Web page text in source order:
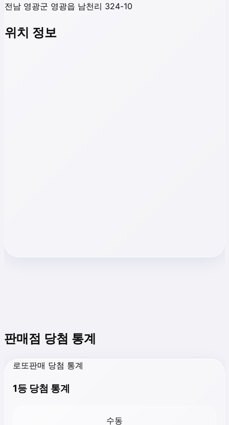
전남 영광군 영광읍 남천리 324-10
위치 정보
판매점 당첨 통계
로또판매 당첨 통계
1등 당첨 통계
수동